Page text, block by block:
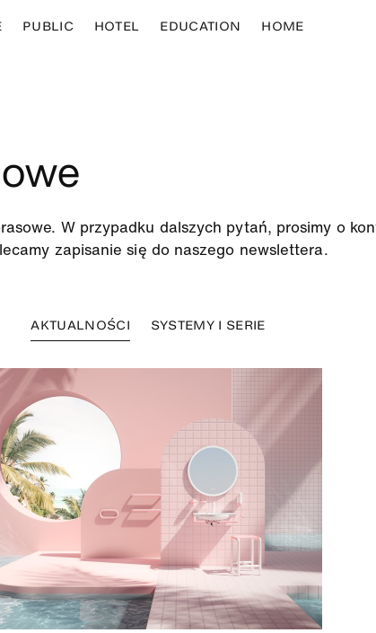
PUBLIC HOTEL EDUCATION HOME
W przypadku dalszych pytań, prosimy o
zapisanie się do naszego newslettera.
AKTUALNOŚCI SYSTEMY I SERIE